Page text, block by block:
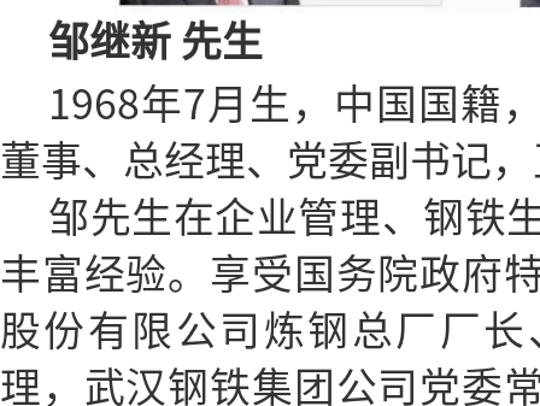
邹继新 先生
1968年7月生，中国国籍
董事、总经理、党委副书记
邹先生在企业管理、钢铁
丰富经验。享受国务院政府
股份有限公司炼钢总厂厂
理，武汉钢铁集团公司党委